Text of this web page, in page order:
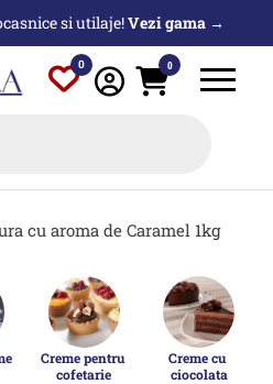
si utilaje!Vezi gama →
0 0
cu aroma de Caramel 1kg
Creme pentru
cofetarie
Creme cu
ciocolata